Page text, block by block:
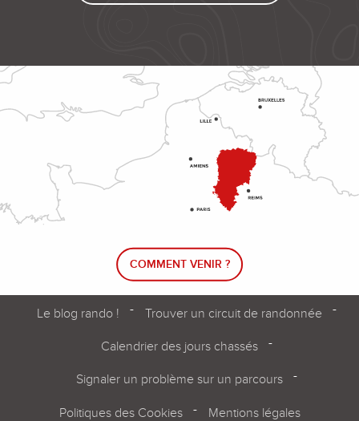
COMMENT VENIR ?
Le blog rando ! Trouver un circuit de randonnée
Calendrier des jours chassés
Signaler un problème sur un parcours
Politiques des Cookies Mentions légales